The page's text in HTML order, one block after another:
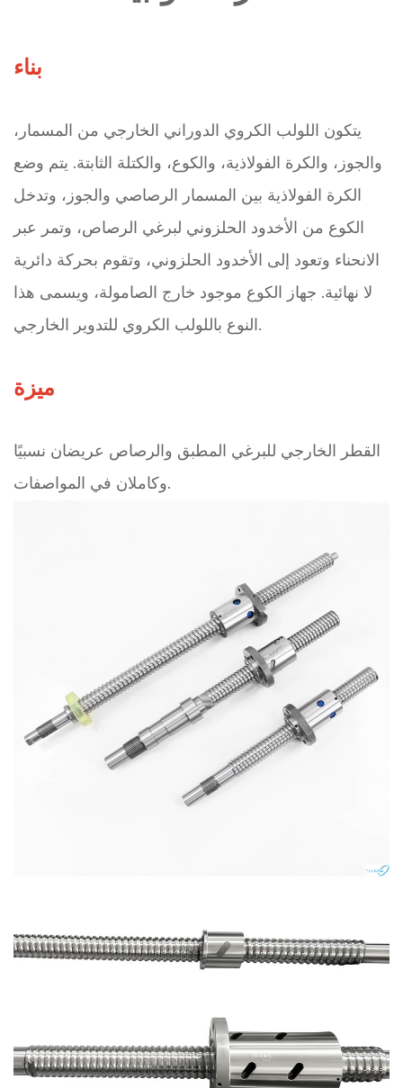
بناء
يتكون اللولب الكروي الدوراني الخارجي من المسمار،
والجوز، والكرة الفولاذية، والكوع، والكتلة الثابتة. يتم وضع
الكرة الفولاذية بين المسمار الرصاصي والجوز، وتدخل
الكوع من الأخدود الحلزوني لبرغي الرصاص، وتمر عبر
الانحناء وتعود إلى الأخدود الحلزوني، وتقوم بحركة دائرية
لا نهائية. جهاز الكوع موجود خارج الصامولة، ويسمى هذا
النوع باللولب الكروي للتدوير الخارجي.
ميزة
القطر الخارجي للبرغي المطبق والرصاص عريضان نسبيًا
وكاملان في المواصفات.